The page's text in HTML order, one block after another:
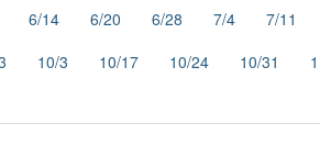
6/14 6/20 6/28 7/4 7/11
10/3 10/17 10/24 10/31